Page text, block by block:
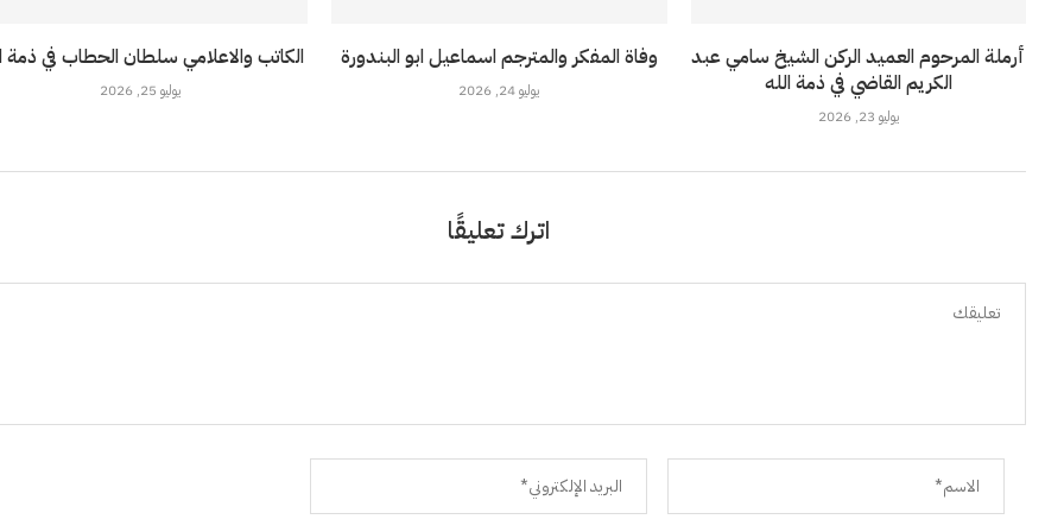
الكاتب والاعلامي سلطان الحطاب في ذمة
يوليو 25, 2026
وفاة المفكر والمترجم اسماعيل ابو البندورة
يوليو 24, 2026
أرملة المرحوم العميد الركن الشيخ سامي عبد
الكريم القاضي في ذمة الله
يوليو 23, 2026
اترك تعليقًا